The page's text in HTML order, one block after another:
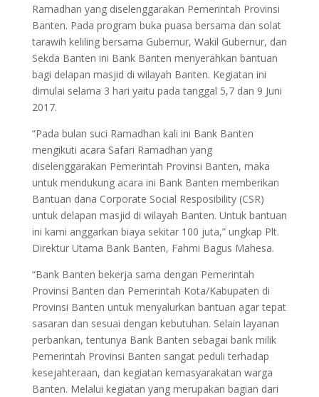
Ramadhan yang diselenggarakan Pemerintah Provinsi
Banten. Pada program buka puasa bersama dan solat
tarawih keliling bersama Gubernur, Wakil Gubernur, dan
Sekda Banten ini Bank Banten menyerahkan bantuan
bagi delapan masjid di wilayah Banten. Kegiatan ini
dimulai selama 3 hari yaitu pada tanggal 5,7 dan 9 Juni
2017.
“Pada bulan suci Ramadhan kali ini Bank Banten
mengikuti acara Safari Ramadhan yang
diselenggarakan Pemerintah Provinsi Banten, maka
untuk mendukung acara ini Bank Banten memberikan
Bantuan dana Corporate Social Resposibility (CSR)
untuk delapan masjid di wilayah Banten. Untuk bantuan
ini kami anggarkan biaya sekitar 100 juta,” ungkap Plt.
Direktur Utama Bank Banten, Fahmi Bagus Mahesa.
“Bank Banten bekerja sama dengan Pemerintah
Provinsi Banten dan Pemerintah Kota/Kabupaten di
Provinsi Banten untuk menyalurkan bantuan agar tepat
sasaran dan sesuai dengan kebutuhan. Selain layanan
perbankan, tentunya Bank Banten sebagai bank milik
Pemerintah Provinsi Banten sangat peduli terhadap
kesejahteraan, dan kegiatan kemasyarakatan warga
Banten. Melalui kegiatan yang merupakan bagian dari